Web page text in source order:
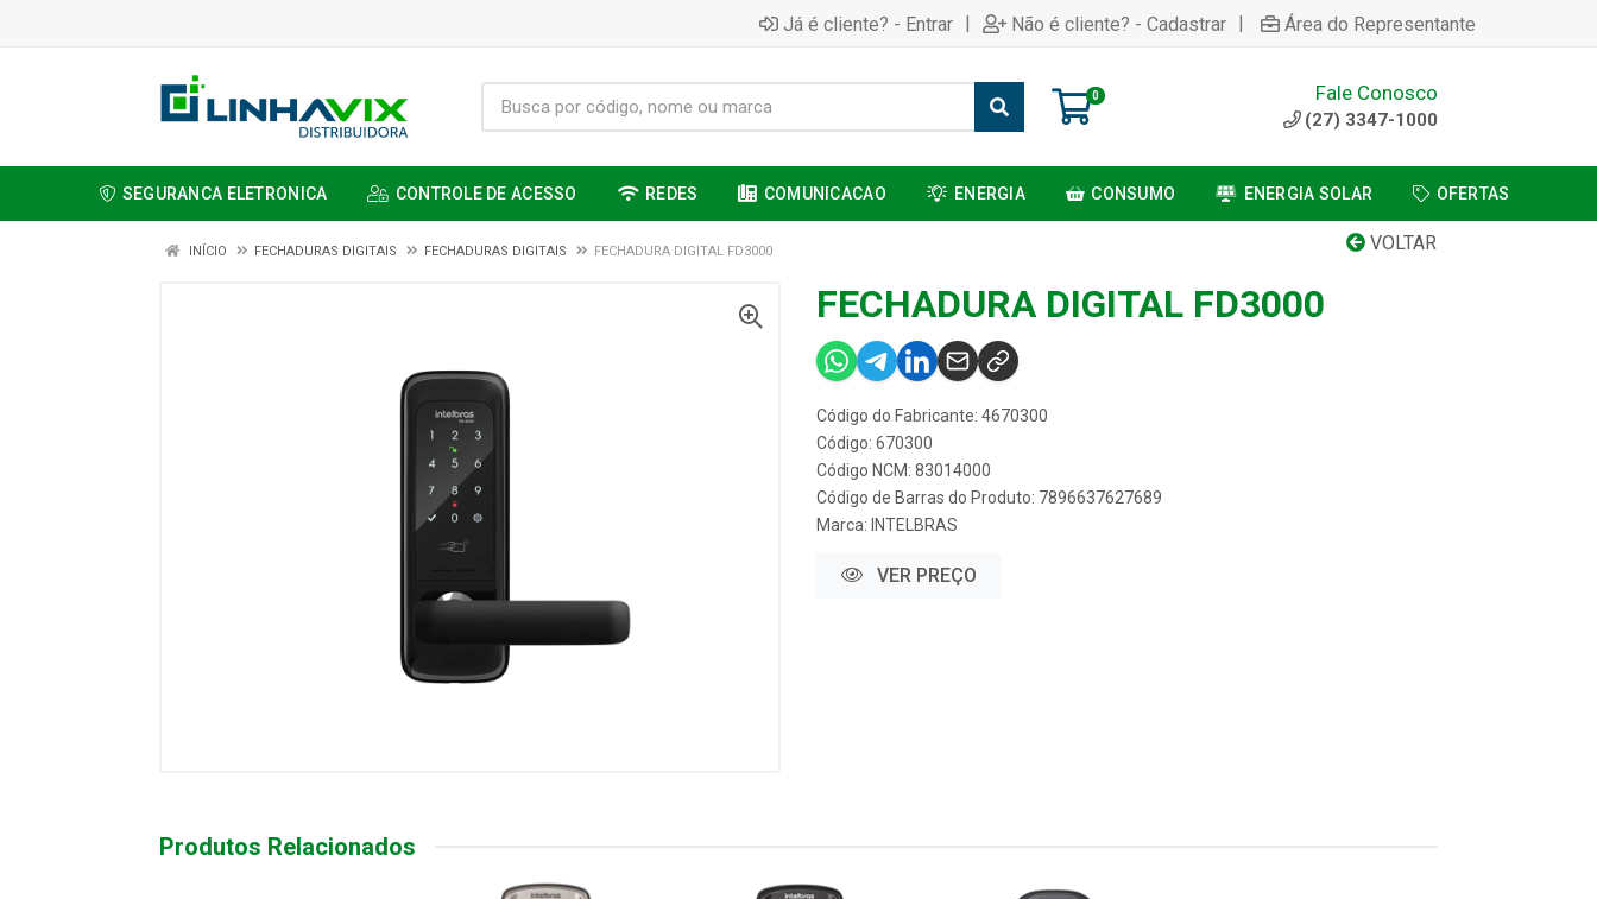
Já é cliente? - Entrar | Não é cliente? - Cadastrar | Área do Representante
0 Fale Conosco
(27) 3347-1000
SEGURANCA ELETRONICA CONTROLE DE ACESSO REDES COMUNICACAO ENERGIA CONSUMO ENERGIA SOLAR OFERTAS
VOLTAR
INÍCIO FECHADURAS DIGITAIS FECHADURAS DIGITAIS FECHADURA DIGITAL FD3000
FECHADURA DIGITAL FD3000
Código do Fabricante: 4670300
Código: 670300
Código NCM: 83014000
Código de Barras do Produto: 7896637627689
Marca: INTELBRAS
VER PREÇO
Produtos Relacionados